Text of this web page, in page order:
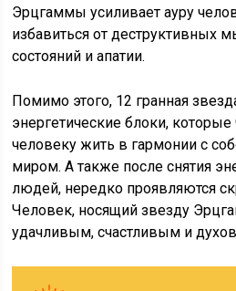
Эрцгаммы усиливает ауру
избавиться от деструктивных
состояний и апатии.
Помимо этого, 12 гранная
энергетические блоки,
человеку жить в гармонии с
миром. А также после снятия
людей, нередко проявляются
Человек, носящий звезду
удачливым, счастливым и